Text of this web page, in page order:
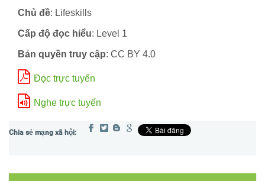
Chủ đề: Lifeskills
Cấp độ đọc hiểu: Level 1
Bản quyền truy cập: CC BY 4.0
Đọc trực tuyến
Nghe trực tuyến